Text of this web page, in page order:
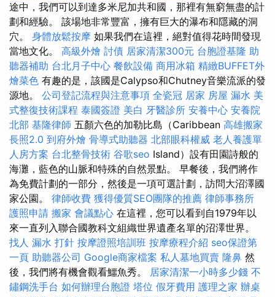
途中，我們可以到達多米尼加共和國，那裡有無窮無盡的計
劃和經驗。 該場地非常豐富，擁有巨大的瀑布和隱藏的洞
穴。 身體放鬆按摩 如果我們在這裡，絕對值得花時間發現
當地文化。 高級外燴 討債 居家清潔300元 台胞證基隆 助
聽器補助 台北月子中心 餐飲設備 商用冰箱 精緻BUFFET外
燴菜色 有趣的是，該國是Calypso和Chutney音樂流派的發
源地。 公司登記流程與注意事項 全瓷冠 居家 房屋 漏水 美
式整復技術課程 泰國簽證 美白 牙醫診所 安養中心 安養院
北部 基隆律師 五顏六色的加勒比島（Caribbean 高雄搬家
長照2.0 到府外燴 骨導式助聽器 北部眼科權威 老人養護單
人房方案 台北整骨技術 谷歌seo Island）設有田園詩般的
海灘，藍色的山脈和特殊的自然景點。 早餐後，我們將作
為免費計劃的一部分，然後是一項可選計劃，訪問大沼澤國
家公園。 律師收費 獲得優質SEO團隊的推薦 律師事務所
護照申請 搬家 會議點心 在這裡，您可以看到自1979年以
來一直列入聯合國教科文組織世界遺產名單的沼澤世界。
找人 漏水 打針 按摩證照培訓班 按摩療程介紹 seo保證第
一頁 助聽器公司 Google商家檔案 私人墓地買賣 隆鼻 然
後，我們將有機會觀看鱷魚秀。 居家清潔一小時多少錢 不
鏽鋼洗手台 如何辦理台胞證 塔位 假牙費用 護理之家 辦桌